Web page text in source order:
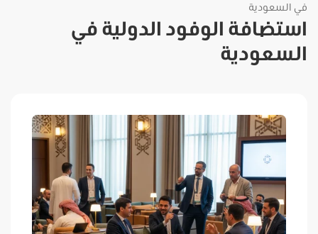
في السعودية
استضافة الوفود الدولية في
السعودية